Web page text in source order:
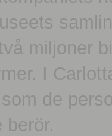
miljoner
I
de
berör.